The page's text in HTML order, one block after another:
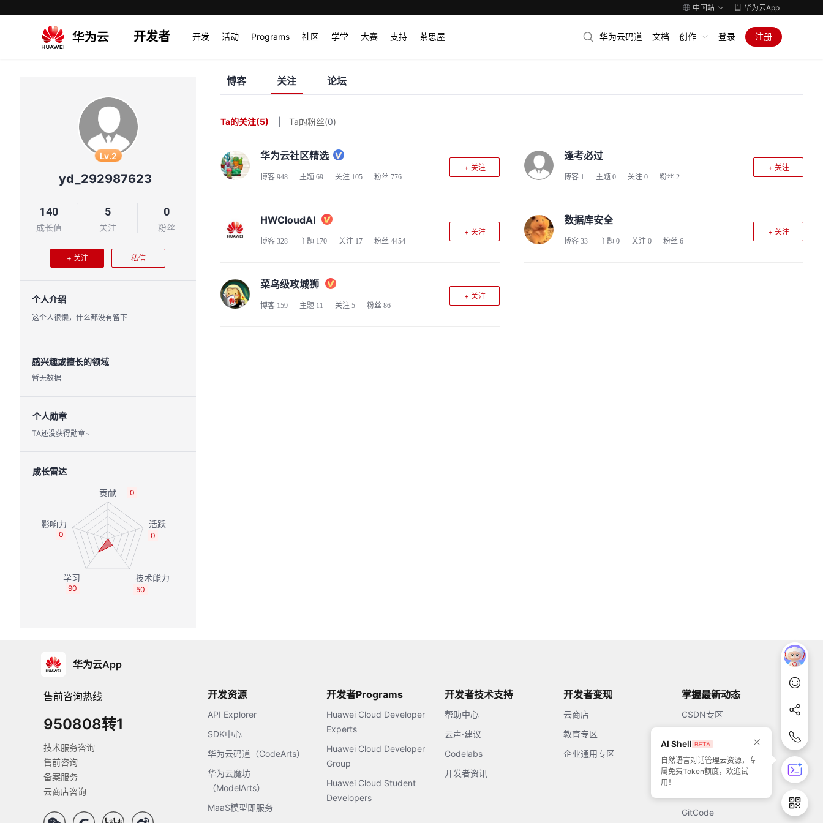
中国站 华为云App
开发者 开发 活动 Programs 社区 学堂 大赛 支持 茶思屋 华为云码道 文档 创作 登录 注册
Lv.2
yd_292987623
140
成长值
5
关注
0
粉丝
+ 关注 私信
个人介绍
这个人很懒，什么都没有留下
感兴趣或擅长的领域
暂无数据
个人勋章
TA还没获得勋章~
成长雷达
0
0
50
90
0
博客 关注 论坛
Ta的关注(5) Ta的粉丝(0)
华为云社区精选
博客 948 主题 69 关注 105 粉丝 776
+ 关注
逢考必过
博客 1 主题 0 关注 0 粉丝 2
+ 关注
HWCloudAI
博客 328 主题 170 关注 17 粉丝 4454
+ 关注
数据库安全
博客 33 主题 0 关注 0 粉丝 6
+ 关注
菜鸟级攻城狮
博客 159 主题 11 关注 5 粉丝 86
+ 关注
华为云App
售前咨询热线
950808转1
技术服务咨询
售前咨询
备案服务
云商店咨询
开发资源
API Explorer
SDK中心
华为云码道（CodeArts）
华为云魔坊
（ModelArts）
MaaS模型即服务
开发者Programs
Huawei Cloud Developer
Experts
Huawei Cloud Developer
Group
Huawei Cloud Student
Developers
开发者技术支持
帮助中心
云声·建议
Codelabs
开发者资讯
开发者变现
云商店
教育专区
企业通用专区
掌握最新动态
CSDN专区
51CTO
GitCode
AI Shell
自然语言对话管理云资源，专
属免费Token额度，欢迎试
用！